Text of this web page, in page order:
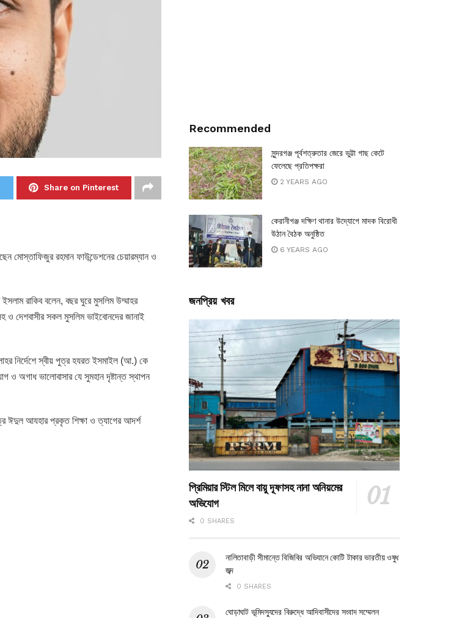
Share on Pinterest
মোস্তাফিজুর রহমান ফাউন্ডেশনের চেয়ারম্যান ও
রাকিব বলেন, বছর ঘুরে মুসলিম উম্মাহর
দেশবাসীর সকল মুসলিম ভাইবোনদের জানাই
নির্দেশে স্বীয় পুত্র হযরত ইসমাইল (আ.) কে
অগাধ ভালোবাসার যে সুমহান দৃষ্টান্ত স্থাপন
ঈদুল আযহার প্রকৃত শিক্ষা ও ত্যাগের আদর্শ
Recommended
সুন্দরগঞ্জ পূর্বশত্রুতার জেরে ভুট্টা গাছ কেটে
ফেলেছে প্রতিপক্ষরা
2 YEARS AGO
কেরানীগঞ্জ দক্ষিণ থানার উদ্যোগে মাদক বিরোধী
উঠান বৈঠক অনুষ্ঠিত
6 YEARS AGO
জনপ্রিয় খবর
প্রিমিয়ার স্টিল মিলে বায়ু দূষণসহ নানা অনিয়মের
অভিযোগ
0 SHARES
নালিতাবাড়ী সীমান্তে বিজিবির অভিযানে কোটি টাকার ভারতীয় ওষুধ
জব্দ
0 SHARES
ঘোড়াঘাট ভূমিদস্যুদের বিরুদ্ধে আদিবাসীদের সংবাদ সম্মেলন